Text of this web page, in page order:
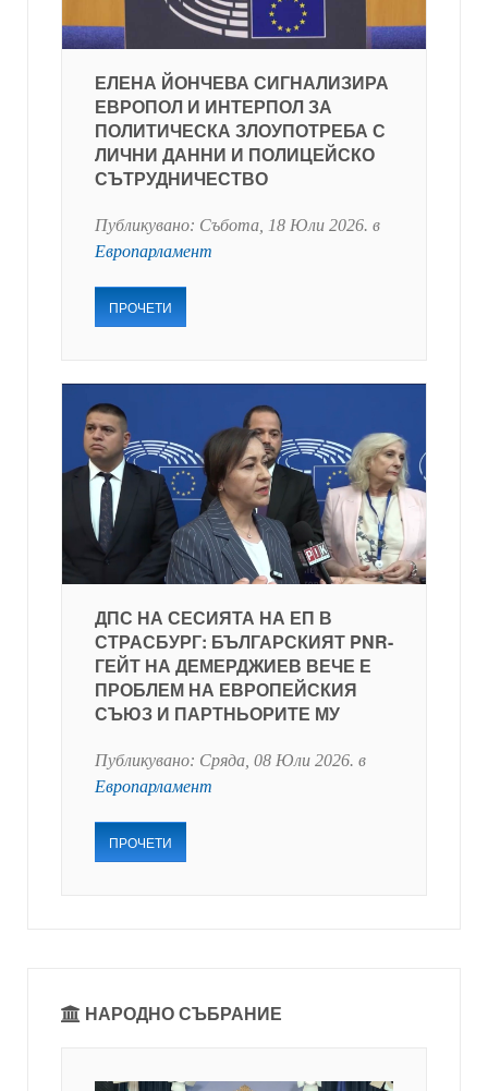
ЕЛЕНА ЙОНЧЕВА СИГНАЛИЗИРА
ЕВРОПОЛ И ИНТЕРПОЛ ЗА
ПОЛИТИЧЕСКА ЗЛОУПОТРЕБА С
ЛИЧНИ ДАННИ И ПОЛИЦЕЙСКО
СЪТРУДНИЧЕСТВО
Публикувано: Събота, 18 Юли 2026. в
Европарламент
ПРОЧЕТИ
ДПС НА СЕСИЯТА НА ЕП В
СТРАСБУРГ: БЪЛГАРСКИЯТ PNR-
ГЕЙТ НА ДЕМЕРДЖИЕВ ВЕЧЕ Е
ПРОБЛЕМ НА ЕВРОПЕЙСКИЯ
СЪЮЗ И ПАРТНЬОРИТЕ МУ
Публикувано: Сряда, 08 Юли 2026. в
Европарламент
ПРОЧЕТИ
НАРОДНО СЪБРАНИЕ